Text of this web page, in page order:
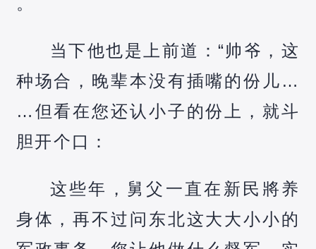
当下他也是上前道：“帅爷，这
种场合，晚辈本没有插嘴的份儿…
…但看在您还认小子的份上，就斗
胆开个口：
这些年，舅父一直在新民將养
身体，再不过问东北这大大小小的